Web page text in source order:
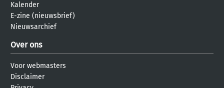
Kalender
E-zine (nieuwsbrief)
Nieuwsarchief
Over ons
Voor webmasters
Disclaimer